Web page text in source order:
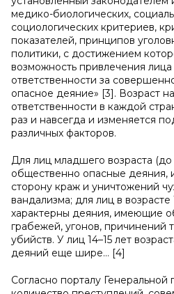
медико-биологических,
социологических критериев,
показателей, принципов
политики, с достижением
возможность привлечения лица
ответственности за
опасное деяние» [3]. Возраст
ответственности в каждой
раз и навсегда и изменяется
различных факторов.
Для лиц младшего возраста (до
общественно опасные
сторону краж и уничтожений
вандализма; для лиц в
характерны деяния, имеющие
грабежей, угонов, причинений
убийств. У лиц 14–15 лет
деяний еще шире… [4]
Согласно порталу